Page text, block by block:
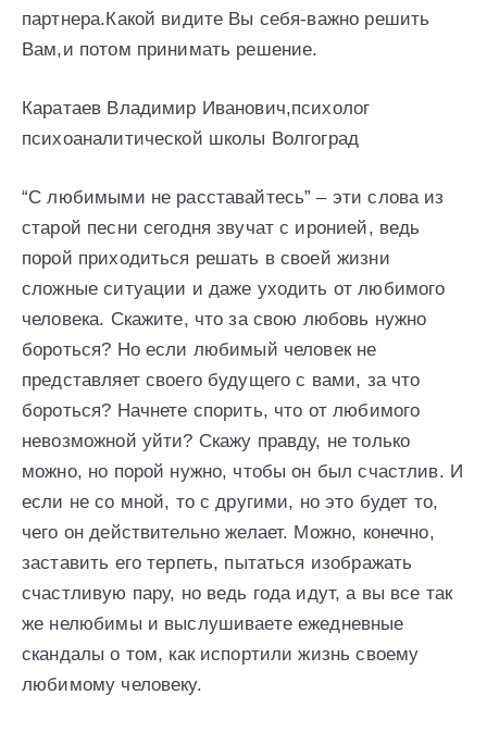
партнера.Какой видите Вы себя-важно решить
Вам,и потом принимать решение.
Каратаев Владимир Иванович,психолог
психоаналитической школы Волгоград
“С любимыми не расставайтесь” – эти слова из
старой песни сегодня звучат с иронией, ведь
порой приходиться решать в своей жизни
сложные ситуации и даже уходить от любимого
человека. Скажите, что за свою любовь нужно
бороться? Но если любимый человек не
представляет своего будущего с вами, за что
бороться? Начнете спорить, что от любимого
невозможной уйти? Скажу правду, не только
можно, но порой нужно, чтобы он был счастлив. И
если не со мной, то с другими, но это будет то,
чего он действительно желает. Можно, конечно,
заставить его терпеть, пытаться изображать
счастливую пару, но ведь года идут, а вы все так
же нелюбимы и выслушиваете ежедневные
скандалы о том, как испортили жизнь своему
любимому человеку.